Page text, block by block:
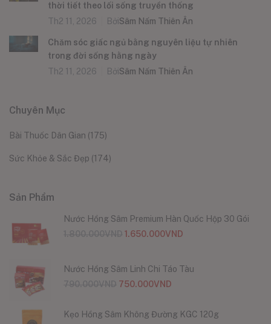
thời tiết theo lối sống truyền thống
Th2 11, 2026
BởiSâm Nấm Thiên Ân
Chăm sóc giấc ngủ bằng nguyên liệu tự nhiên
trong đời sống hằng ngày
Th2 11, 2026
BởiSâm Nấm Thiên Ân
Chuyên Mục
Bài Thuốc Dân Gian (175)
Sức Khỏe & Sắc Đẹp (174)
Sản Phẩm
Nước Hồng Sâm Premium Hàn Quốc Hộp 30 Gói
1.650.000VND
Nước Hồng Sâm Linh Chi Táo Tàu
750.000VND
Kẹo Hồng Sâm Không Đường KGC 120g